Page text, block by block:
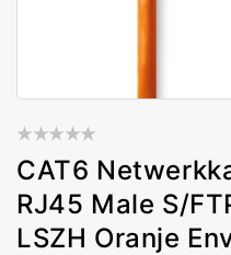
CAT6
RJ45 Male S/
LSZH Oranje